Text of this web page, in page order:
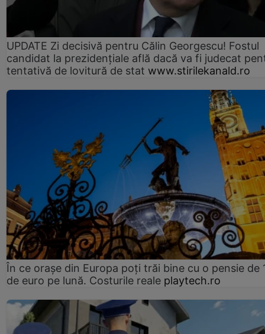
UPDATE Zi decisivă pentru Călin Georgescu! Fostul
candidat la prezidențiale află dacă va fi judecat
tentativă de lovitură de stat www.stirilekanald.ro
În ce orașe din Europa poți trăi bine cu o pensie de
de euro pe lună. Costurile reale playtech.ro